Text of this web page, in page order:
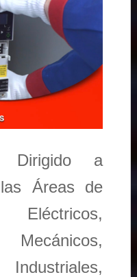
Dirigido a
Áreas de